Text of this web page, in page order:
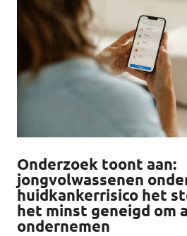
Onderzoek toont aan:
jongvolwassenen
huidkankerrisico het
het minst geneigd om
ondernemen